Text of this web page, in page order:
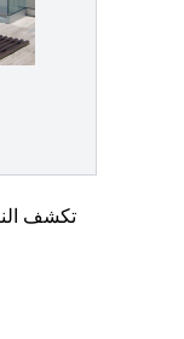
تكشف